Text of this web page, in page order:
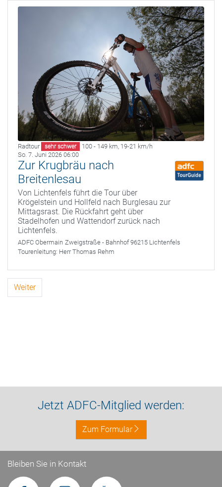
Radtour sehr schwer 100 - 149 km, 19-21 km/h
So. 7. Juni 2026 06:00
Zur Krugbräu nach
Breitenlesau
Von Lichtenfels führt die Tour über
Krögelstein und Hollfeld nach Burglesau zur
Mittagsrast. Die Rückfahrt geht über
Stadelhofen und Wattendorf zurück nach
Lichtenfels.
ADFC Obermain Zweigstraße - Bahnhof 96215 Lichtenfels
Tourenleitung: Herr Thomas Rehm
Weiter
Jetzt ADFC-Mitglied werden:
Zum Formular
Bleiben Sie in Kontakt